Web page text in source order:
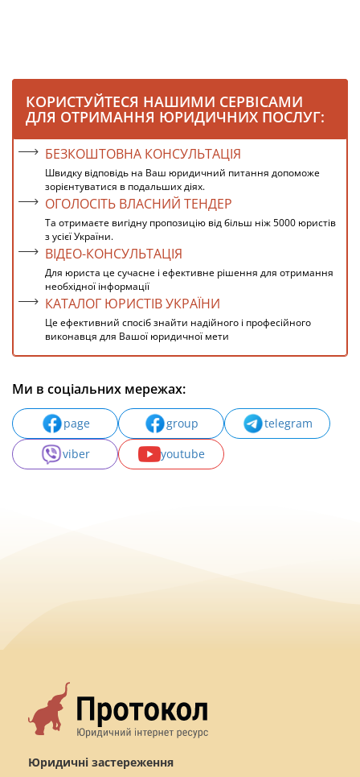
КОРИСТУЙТЕСЯ НАШИМИ СЕРВІСАМИ
ДЛЯ ОТРИМАННЯ ЮРИДИЧНИХ ПОСЛУГ:
БЕЗКОШТОВНА КОНСУЛЬТАЦІЯ
Швидку відповідь на Ваш юридичний питання допоможе
зорієнтуватися в подальших діях.
ОГОЛОСІТЬ ВЛАСНИЙ ТЕНДЕР
Та отримаєте вигідну пропозицію від більш ніж 5000 юристів
з усієї України.
ВІДЕО-КОНСУЛЬТАЦІЯ
Для юриста це сучасне і ефективне рішення для отримання
необхідної інформації
КАТАЛОГ ЮРИСТІВ УКРАЇНИ
Це ефективний спосіб знайти надійного і професійного
виконавця для Вашої юридичної мети
Ми в соціальних мережах:
page group
telegram
viber
youtube
Юридичні застереження